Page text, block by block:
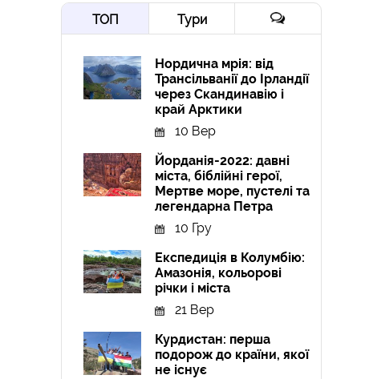
ТОП Тури
Нордична мрія: від
Трансільванії до Ірландії
через Скандинавію і
край Арктики
10 Вер
Йорданія-2022: давні
міста, біблійні герої,
Мертве море, пустелі та
легендарна Петра
10 Гру
Експедиція в Колумбію:
Амазонія, кольорові
річки і міста
21 Вер
Курдистан: перша
подорож до країни, якої
не існує